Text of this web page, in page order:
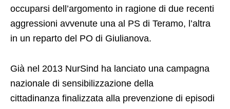
occuparsi dell’argomento in ragione di due recenti
aggressioni avvenute una al PS di Teramo, l’altra
in un reparto del PO di Giulianova.
Già nel 2013 NurSind ha lanciato una campagna
nazionale di sensibilizzazione della
cittadinanza finalizzata alla prevenzione di episodi